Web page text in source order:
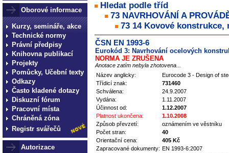
Oborové informace
Kurzy, semináře, akce
Technické normy
Právní předpisy
Knihovna publikací
Projekty
Pomůcky, Učební texty
Odkazy
Často kladené dotazy
Diskuzní fórum
Pracovní místa
Chráněná zóna
Registr svářečů
Autorizace
Hledat podle tříd
73 NAVRHOVÁNÍ A
73 14 Kovové konstrukce,
ČSN EN 1993-6
Eurokód 3: Navrhování ocelových
NORMA JE ZRUŠENA
Anotace zatím nebyla zhotovena...
Název anglicky:
Eurocode 3 - Design of
Třídicí znak:
731460
Schválena:
24.9.2007
Vydána:
1.11.2007
Účinnost od:
1.12.2007
Platnost ukončena:
1.10.2008
Způsob převzetí:
oznámením ve věstníku
Počet stran:
40
Orientační cena:
405 Kč
Zapracované dokumenty: EN 1993-6:2007